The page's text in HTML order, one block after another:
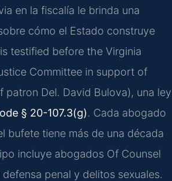
en la fiscalía le brinda una
cómo el Estado construye
testified before the Virginia
Committee in support of
patron Del. David Bulova), una ley
§ 20-107.3(g). Cada abogado
bufete tiene más de una década
incluye abogados Of Counsel
penal y delitos sexuales.